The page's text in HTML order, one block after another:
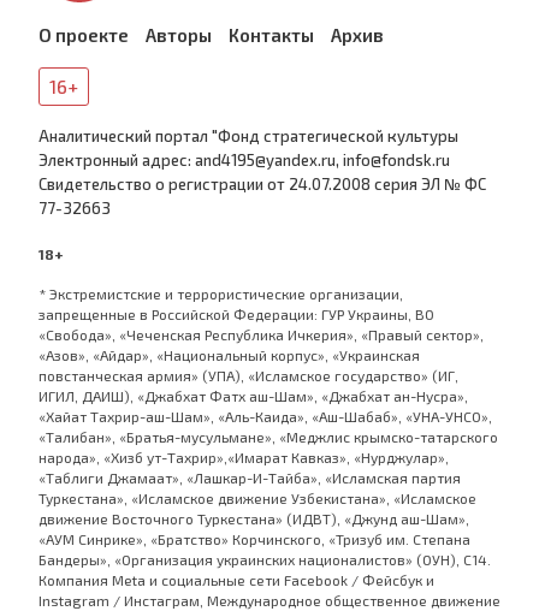
О проекте Авторы Контакты Архив
16+
Аналитический портал "Фонд стратегической культуры
Электронный адрес: and4195@yandex.ru, info@fondsk.ru
Cвидетельство о регистрации от 24.07.2008 серия ЭЛ № ФС
77-32663
18+
* Экстремистские и террористические организации,
запрещенные в Российской Федерации: ГУР Украины, ВО
«Свобода», «Чеченская Республика Ичкерия», «Правый сектор»,
«Азов», «Айдар», «Национальный корпус», «Украинская
повстанческая армия» (УПА), «Исламское государство» (ИГ,
ИГИЛ, ДАИШ), «Джабхат Фатх аш-Шам», «Джабхат ан-Нусра»,
«Хайат Тахрир-аш-Шам», «Аль-Каида», «Аш-Шабаб», «УНА-УНСО»,
«Талибан», «Братья-мусульмане», «Меджлис крымско-татарского
народа», «Хизб ут-Тахрир»,«Имарат Кавказ», «Нурджулар»,
«Таблиги Джамаат», «Лашкар-И-Тайба», «Исламская партия
Туркестана», «Исламское движение Узбекистана», «Исламское
движение Восточного Туркестана» (ИДВТ), «Джунд аш-Шам»,
«АУМ Синрике», «Братство» Корчинского, «Тризуб им. Степана
Бандеры», «Организация украинских националистов» (ОУН), С14.
Компания Meta и социальные сети Facebook / Фейсбук и
Instagram / Инстаграм, Международное общественное движение